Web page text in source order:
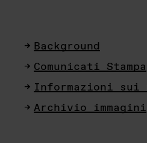
Background
Comunicati Stampa
Informazioni sui
Archivio immagini